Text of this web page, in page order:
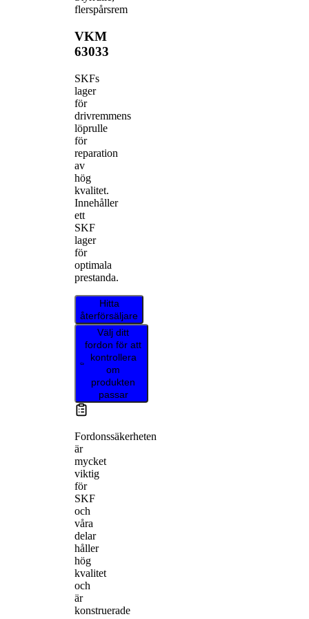
flerspårsrem
VKM
63033
SKFs
lager
för
drivremmens
löprulle
för
reparation
av
hög
kvalitet.
Innehåller
ett
SKF
lager
för
optimala
prestanda.
Hitta
återförsäljare
Välj ditt
fordon för att
kontrollera
om
produkten
passar
Fordonssäkerheten
är
mycket
viktig
för
SKF
och
våra
delar
håller
hög
kvalitet
och
är
konstruerade